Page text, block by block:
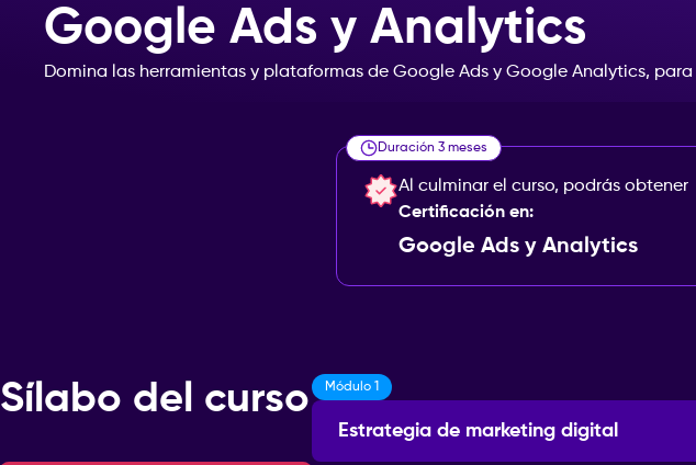
Google Ads y Analytics
Domina las herramientas y plataformas de Google Ads y Google Analytics, para
Duración 3 meses
Al culminar el curso, podrás obtener
Certificación en:
Google Ads y Analytics
Sílabo del curso Módulo 1
Estrategia de marketing digital